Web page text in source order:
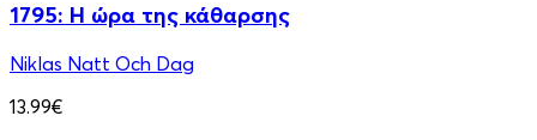
1795: Η ώρα της κάθαρσης
Niklas Natt Och Dag
13.99€